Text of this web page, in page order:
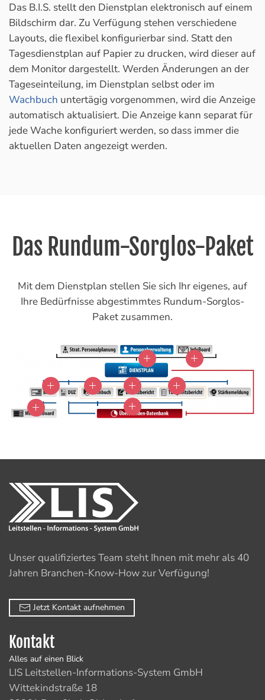
Das B.I.S. stellt den Dienstplan elektronisch auf einem
Bildschirm dar. Zu Verfügung stehen verschiedene
Layouts, die flexibel konfigurierbar sind. Statt den
Tagesdienstplan auf Papier zu drucken, wird dieser auf
dem Monitor dargestellt. Werden Änderungen an der
Tageseinteilung, im Dienstplan selbst oder im
Wachbuch untertägig vorgenommen, wird die Anzeige
automatisch aktualisiert. Die Anzeige kann separat für
jede Wache konfiguriert werden, so dass immer die
aktuellen Daten angezeigt werden.
Das Rundum-Sorglos-Paket
Mit dem Dienstplan stellen Sie sich Ihr eigenes, auf
Ihre Bedürfnisse abgestimmtes Rundum-Sorglos-
Paket zusammen.
Unser qualifiziertes Team steht Ihnen mit mehr als 40
Jahren Branchen-Know-How zur Verfügung!
Jetzt Kontakt aufnehmen
Kontakt
Alles auf einen Blick
LIS Leitstellen-Informations-System GmbH
Wittekindstraße 18